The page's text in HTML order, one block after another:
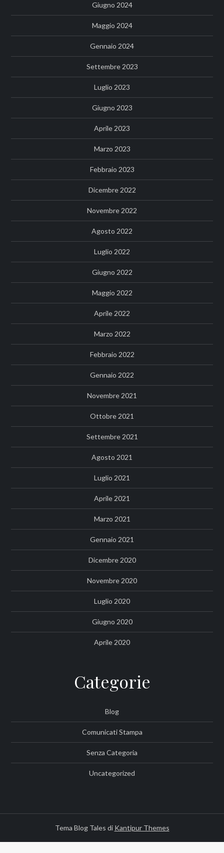
Giugno 2024
Maggio 2024
Gennaio 2024
Settembre 2023
Luglio 2023
Giugno 2023
Aprile 2023
Marzo 2023
Febbraio 2023
Dicembre 2022
Novembre 2022
Agosto 2022
Luglio 2022
Giugno 2022
Maggio 2022
Aprile 2022
Marzo 2022
Febbraio 2022
Gennaio 2022
Novembre 2021
Ottobre 2021
Settembre 2021
Agosto 2021
Luglio 2021
Aprile 2021
Marzo 2021
Gennaio 2021
Dicembre 2020
Novembre 2020
Luglio 2020
Giugno 2020
Aprile 2020
Categorie
Blog
Comunicati Stampa
Senza Categoria
Uncategorized
Tema Blog Tales di Kantipur Themes